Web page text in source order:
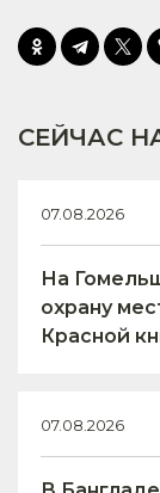
СЕЙЧАС
07.08.2026
На
охрану
Красной
07.08.2026